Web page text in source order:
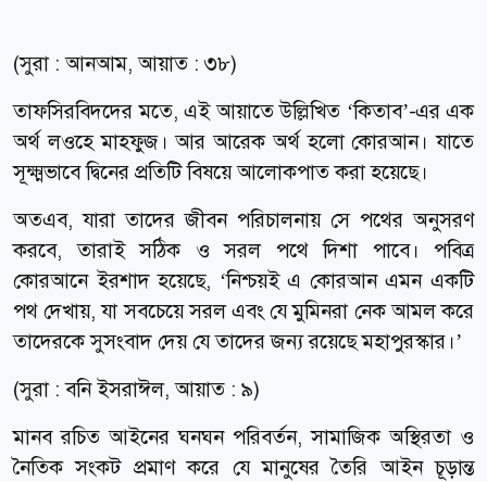
(সুরা : আনআম, আয়াত : ৩৮)
তাফসিরবিদদের মতে, এই আয়াতে উল্লিখিত ‘কিতাব’-এর এক
অর্থ লওহে মাহফুজ। আর আরেক অর্থ হলো কোরআন। যাতে
সূক্ষ্মভাবে দ্বিনের প্রতিটি বিষয়ে আলোকপাত করা হয়েছে।
অতএব, যারা তাদের জীবন পরিচালনায় সে পথের অনুসরণ
করবে, তারাই সঠিক ও সরল পথে দিশা পাবে। পবিত্র
কোরআনে ইরশাদ হয়েছে, ‘নিশ্চয়ই এ কোরআন এমন একটি
পথ দেখায়, যা সবচেয়ে সরল এবং যে মুমিনরা নেক আমল করে
তাদেরকে সুসংবাদ দেয় যে তাদের জন্য রয়েছে মহাপুরস্কার।’
(সুরা : বনি ইসরাঈল, আয়াত : ৯)
মানব রচিত আইনের ঘনঘন পরিবর্তন, সামাজিক অস্থিরতা ও
নৈতিক সংকট প্রমাণ করে যে মানুষের তৈরি আইন চূড়ান্ত